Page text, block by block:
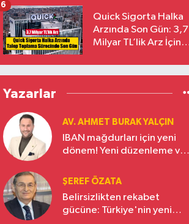
Quick Sigorta Halka
Arzında Son Gün: 3,7
Milyar TL’lik Arz İçin
Eriyor
6
Yazarlar
AV. AHMET BURAK YALÇIN
IBAN mağdurları için yeni
dönem! Yeni düzenleme ve
ŞEREF ÖZATA
Belirsizlikten rekabet
gücüne: Türkiye'nin yeni